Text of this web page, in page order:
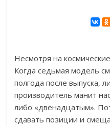
Несмотря на
Когда седьмая модель
полгода после выпуска,
производитель манит
либо «двенадцатым».
сдавать позиции и